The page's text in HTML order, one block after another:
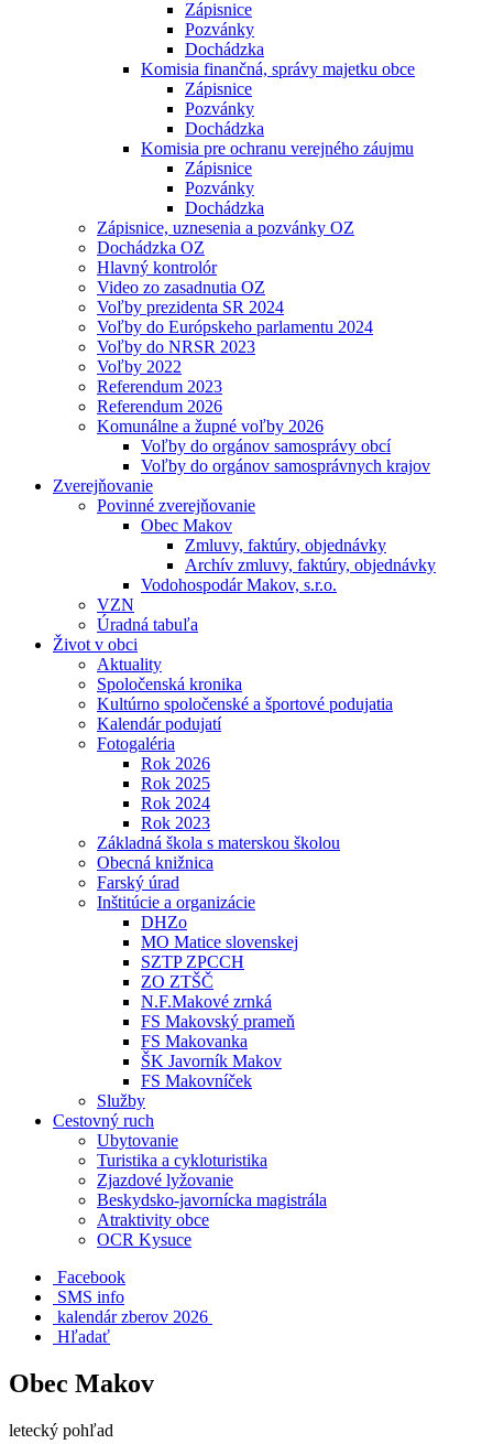
Zápisnice
Pozvánky
Dochádzka
Komisia finančná, správy majetku obce
Zápisnice
Pozvánky
Dochádzka
Komisia pre ochranu verejného záujmu
Zápisnice
Pozvánky
Dochádzka
Zápisnice, uznesenia a pozvánky OZ
Dochádzka OZ
Hlavný kontrolór
Video zo zasadnutia OZ
Voľby prezidenta SR 2024
Voľby do Európskeho parlamentu 2024
Voľby do NRSR 2023
Voľby 2022
Referendum 2023
Referendum 2026
Komunálne a župné voľby 2026
Voľby do orgánov samosprávy obcí
Voľby do orgánov samosprávnych krajov
Zverejňovanie
Povinné zverejňovanie
Obec Makov
Zmluvy, faktúry, objednávky
Archív zmluvy, faktúry, objednávky
Vodohospodár Makov, s.r.o.
VZN
Úradná tabuľa
Život v obci
Aktuality
Spoločenská kronika
Kultúrno spoločenské a športové podujatia
Kalendár podujatí
Fotogaléria
Rok 2026
Rok 2025
Rok 2024
Rok 2023
Základná škola s materskou školou
Obecná knižnica
Farský úrad
Inštitúcie a organizácie
DHZo
MO Matice slovenskej
SZTP ZPCCH
ZO ZTŠČ
N.F.Makové zrnká
FS Makovský prameň
FS Makovanka
ŠK Javorník Makov
FS Makovníček
Služby
Cestovný ruch
Ubytovanie
Turistika a cykloturistika
Zjazdové lyžovanie
Beskydsko-javornícka magistrála
Atraktivity obce
OCR Kysuce
Facebook
SMS info
​ kalendár zberov 2026
Hľadať
Obec Makov
letecký pohľad